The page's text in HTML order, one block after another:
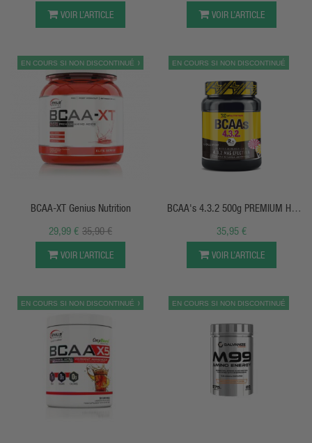
VOIR L’ARTICLE VOIR L’ARTICLE
PROMO
EN COURS SI NON DISCONTINUÉ
BCAA-XT Genius Nutrition
35,90 €
29,99 €
VOIR L’ARTICLE
EN COURS SI NON DISCONTINUÉ
BCAA's 4.3.2 500g PREMIUM HX
Nutrition
35,95 €
VOIR L’ARTICLE
PROMO
EN COURS SI NON DISCONTINUÉ EN COURS SI NON DISCONTINUÉ